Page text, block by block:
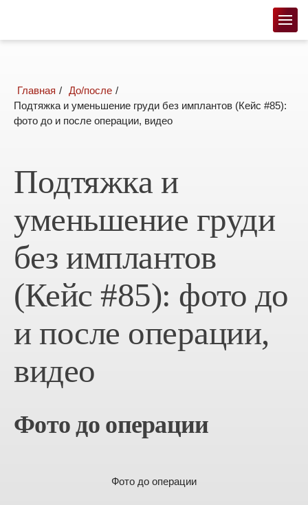
главная
до/после
Подтяжка и уменьшение груди без имплантов (Кейс #85):
фото до и после операции, видео
Подтяжка и
уменьшение груди
без имплантов
(Кейс #85): фото до
и после операции,
видео
Фото до операции
Фото до операции